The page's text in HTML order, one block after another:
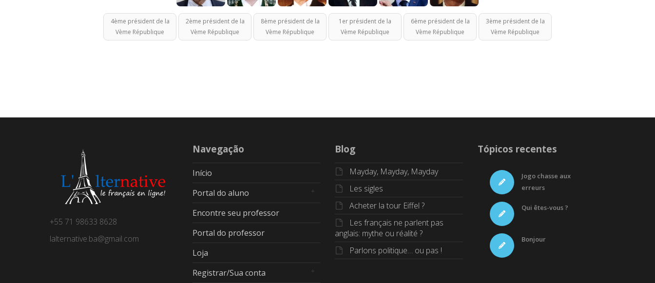
4ème président de la
Vème République
2ème président de la
Vème République
8ème président de la
Vème République
1er président de la
Vème République
6ème président de la
Vème République
3ème président de la
Vème République
+55 71 98633 8628
lalternative.ba@gmail.com
Navegação
Início
Portal do aluno
Encontre seu professor
Portal do professor
Loja
Registrar/Sua conta
Blog
Mayday, Mayday, Mayday
Les sigles
Acheter la tour Eiffel ?
Les français ne parlent pas
anglais: mythe ou réalité ?
Parlons politique… ou pas !
Tópicos recentes
Jogo chasse aux
erreurs
Qui êtes-vous ?
Bonjour